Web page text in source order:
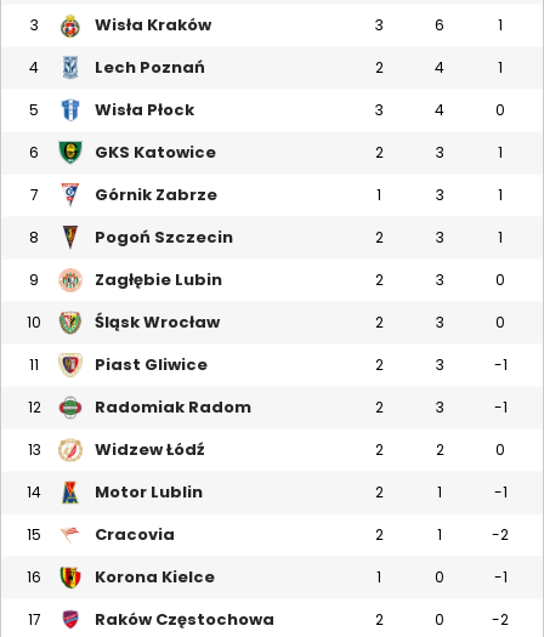
3 Wisła Kraków 3 6 1
4 Lech Poznań 2 4 1
5 Wisła Płock 3 4 0
6 GKS Katowice 2 3 1
7 Górnik Zabrze 1 3 1
8 Pogoń Szczecin 2 3 1
9 Zagłębie Lubin 2 3 0
10 Śląsk Wrocław 2 3 0
11 Piast Gliwice 2 3 -1
12 Radomiak Radom 2 3 -1
13 Widzew Łódź 2 2 0
14 Motor Lublin 2 1 -1
15 Cracovia 2 1 -2
16 Korona Kielce 1 0 -1
17 Raków Częstochowa 2 0 -2